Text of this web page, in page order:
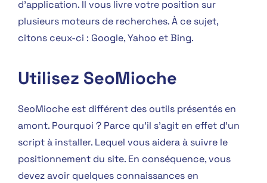
d’application. Il vous livre votre position sur
plusieurs moteurs de recherches. À ce sujet,
citons ceux-ci : Google, Yahoo et Bing.
Utilisez SeoMioche
SeoMioche est différent des outils présentés en
amont. Pourquoi ? Parce qu’il s’agit en effet d’un
script à installer. Lequel vous aidera à suivre le
positionnement du site. En conséquence, vous
devez avoir quelques connaissances en